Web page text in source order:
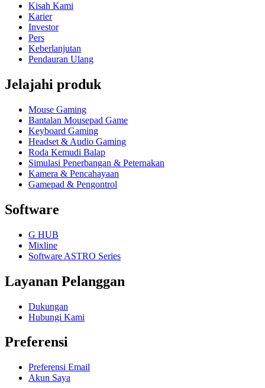
Kisah Kami
Karier
Investor
Pers
Keberlanjutan
Pendauran Ulang
Jelajahi produk
Mouse Gaming
Bantalan Mousepad Game
Keyboard Gaming
Headset & Audio Gaming
Roda Kemudi Balap
Simulasi Penerbangan & Peternakan
Kamera & Pencahayaan
Gamepad & Pengontrol
Software
G HUB
Mixline
Software ASTRO Series
Layanan Pelanggan
Dukungan
Hubungi Kami
Preferensi
Preferensi Email
Akun Saya